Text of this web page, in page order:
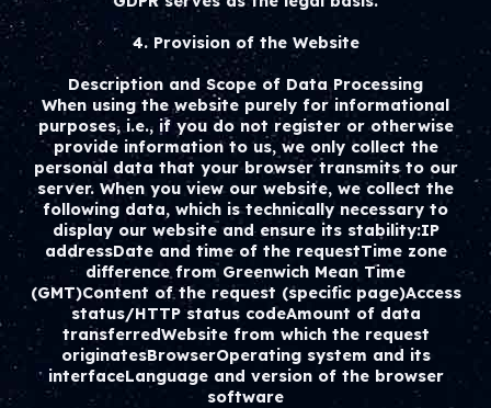
4. Provision of the Website
Description and Scope of Data Processing
When using the website purely for informational
purposes, i.e., if you do not register or otherwise
provide information to us, we only collect the
personal data that your browser transmits to our
server. When you view our website, we collect the
following data, which is technically necessary to
display our website and ensure its stability:IP
addressDate and time of the requestTime zone
difference from Greenwich Mean Time
(GMT)Content of the request (specific page)Access
status/HTTP status codeAmount of data
transferredWebsite from which the request
originatesBrowserOperating system and its
interfaceLanguage and version of the browser
software